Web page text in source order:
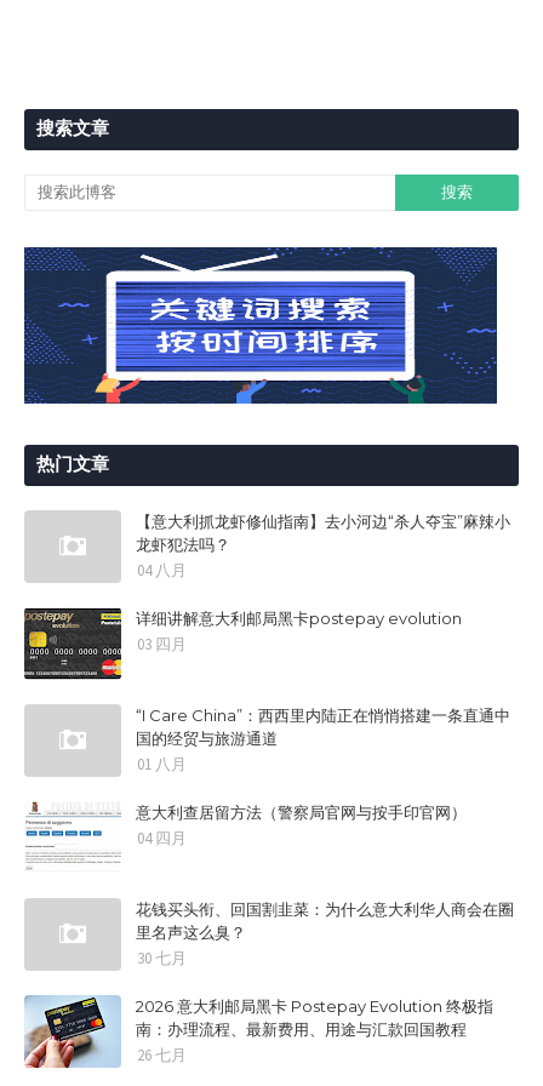
搜索文章
热门文章
【意大利抓龙虾修仙指南】去小河边“杀人夺宝”麻辣小
龙虾犯法吗？
04 八月
详细讲解意大利邮局黑卡postepay evolution
03 四月
“I Care China”：西西里内陆正在悄悄搭建一条直通中
国的经贸与旅游通道
01 八月
意大利查居留方法（警察局官网与按手印官网）
04 四月
花钱买头衔、回国割韭菜：为什么意大利华人商会在圈
里名声这么臭？
30 七月
2026 意大利邮局黑卡 Postepay Evolution 终极指
南：办理流程、最新费用、用途与汇款回国教程
26 七月